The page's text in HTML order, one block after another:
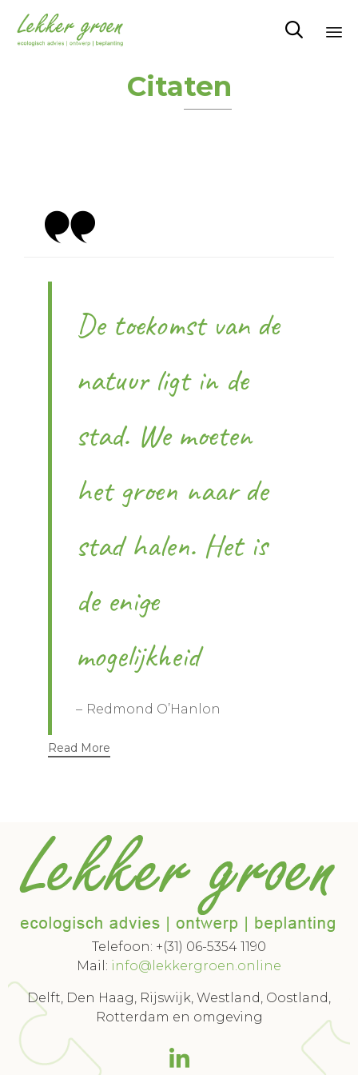

Citaten
De toekomst van de
natuur ligt in de
stad. We moeten
het groen naar de
stad halen. Het is
de enige
mogelijkheid
Redmond O’Hanlon
Read More
Telefoon: +(31) 06-5354 1190
Mail: info@lekkergroen.online
Delft, Den Haag, Rijswijk, Westland, Oostland,
Rotterdam en omgeving